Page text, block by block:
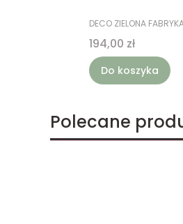
PRODUCENT
DECO ZIELONA
Cena
194,00 zł
Do koszyka
Polecane